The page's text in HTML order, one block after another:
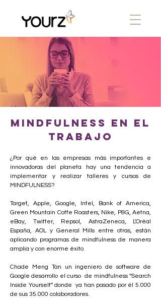
mindfulness en el
trabajo
¿Por qué en las empresas más importantes e
innovadoras del planeta hay una tendencia a
implementar y realizar talleres y cursos de
MINDFULNESS?
Target, Apple, Google, Intel, Bank of America,
Green Mountain Coffe Roasters, Nike, P&G, Aetna,
eBay, Twitter, Repsol, AstraZeneca, L'Oréal
España, AOL y General Mills entre otras, están
aplicando programas de mindfulness de manera
amplia y con enorme éxito.
Chade Meng Tan un ingeniero de software de
Google desarrollo el curso de mindfulness “Search
Inside Yourself” donde ya han pasado por él 5.000
de sus 35.000 colaboradores.